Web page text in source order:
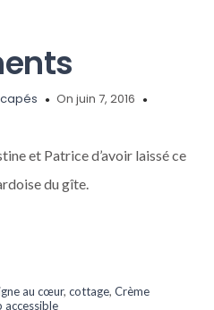
On juin 7, 2016
et Patrice d’avoir laissé ce
du gîte.
au cœur,cottage,Crème
accessible